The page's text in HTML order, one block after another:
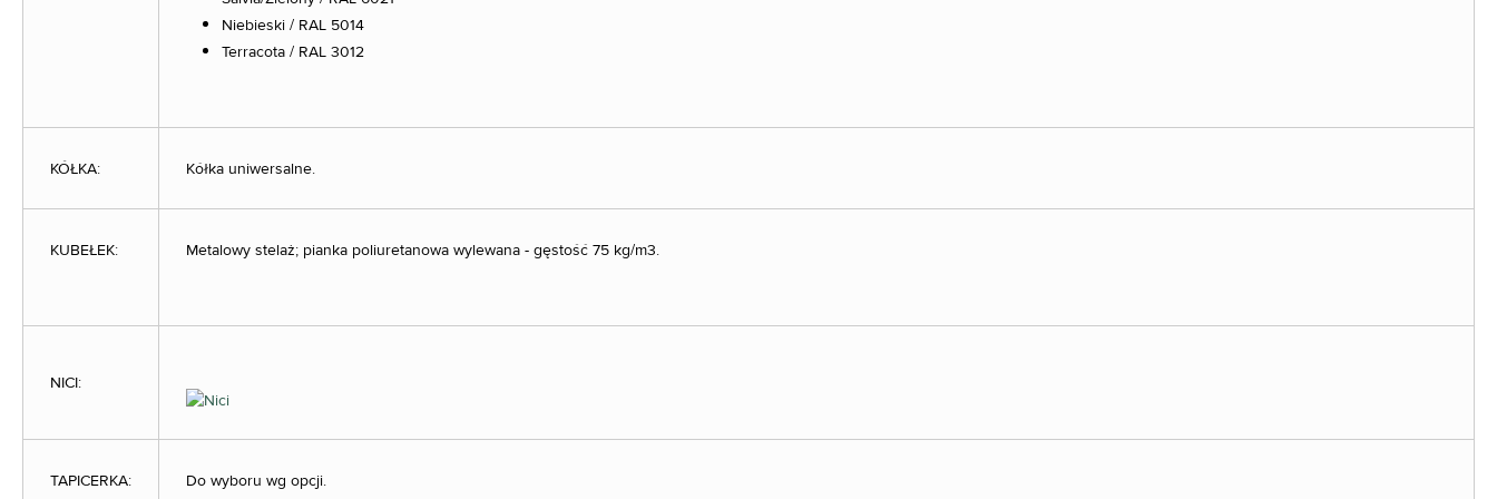
Niebieski / RAL 5014
Terracota / RAL 3012
KÓŁKA: Kółka uniwersalne.
KUBEŁEK: Metalowy stelaż; pianka poliuretanowa wylewana - gęstość 75 kg/m3.
NICI:
TAPICERKA: Do wyboru wg opcji.